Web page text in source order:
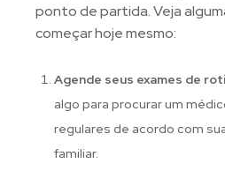
ponto de partida. Veja
começar hoje mesmo:
Agende seus exames de
algo para procurar um
regulares de acordo com
familiar.